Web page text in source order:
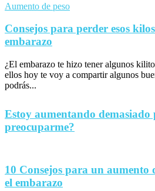
Aumento de peso
Consejos para perder esos
embarazo
¿El embarazo te hizo tener algunos
ellos hoy te voy a compartir algunos
podrás...
Estoy aumentando demasiado
preocuparme?
10 Consejos para un aumento
el embarazo